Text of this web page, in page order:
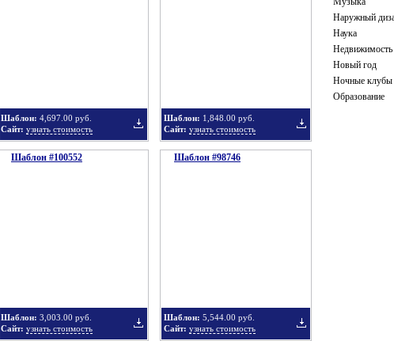
Наружный
Наука
Недвижимость
Новый год
Ночные клубы
Образование
Шаблон: 4,697.00 руб.
Сайт: узнать стоимость
Шаблон: 1,848.00 руб.
Сайт: узнать стоимость
Шаблон #100552
Шаблон: 3,003.00 руб.
Сайт: узнать стоимость
Шаблон #98746
Шаблон: 5,544.00 руб.
Сайт: узнать стоимость